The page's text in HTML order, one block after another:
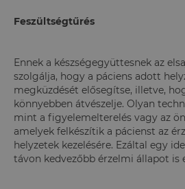
Feszültségtűrés
Ennek a készségegyüttesnek az
szolgálja, hogy a páciens adott
megküzdését elősegítse, illetve,
könnyebben átvészelje. Olyan
mint a figyelemelterelés vagy az
amelyek felkészítik a pácienst az
helyzetek kezelésére. Ezáltal egy
távon kedvezőbb érzelmi állapot is